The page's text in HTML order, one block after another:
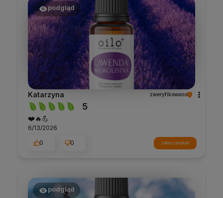
podgląd
Katarzyna zweryfikowano
5
❤️🔥💪
6/13/2026
0
0 zobacz produkt
podgląd